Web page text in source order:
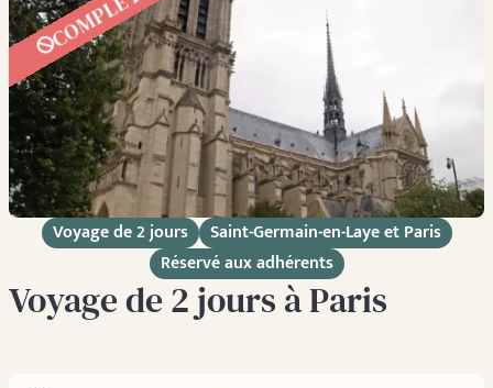
COMPLET
Voyage de 2 jours
Saint-Germain-en-Laye et Paris
Réservé aux adhérents
Voyage de 2 jours à Paris